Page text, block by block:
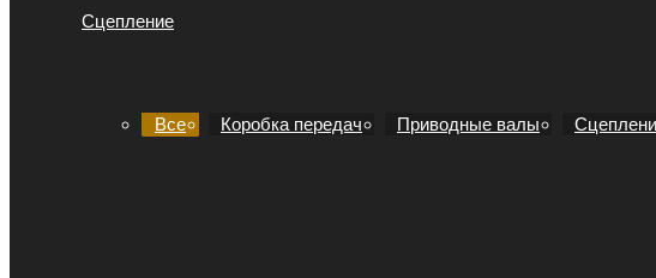
Сцепление
Все Коробка передач Приводные валы